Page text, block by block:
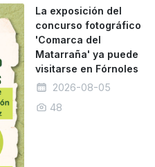
La exposición del
concurso fotográfico
'Comarca del
Matarraña' ya puede
visitarse en Fórnoles
2026-08-05
48